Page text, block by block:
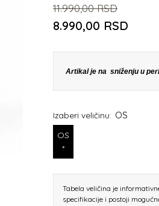
11.990,00 RSD
8.990,00 RSD
Artikal je na sniženju u
Izaberi veličinu: OS
OS
*
Tabela veličina je
specifikacije i postoji